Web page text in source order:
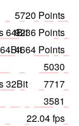
5720 Points
64Bit
9236 Points
4664 Points
5030
32Bit
7717
3581
22.04 fps